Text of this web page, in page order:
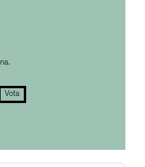
Vota